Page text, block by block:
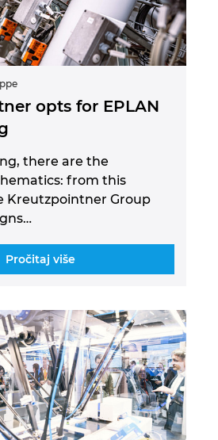
opts for EPLAN
there are the
from this
Kreutzpointner Group
Pročitaj više